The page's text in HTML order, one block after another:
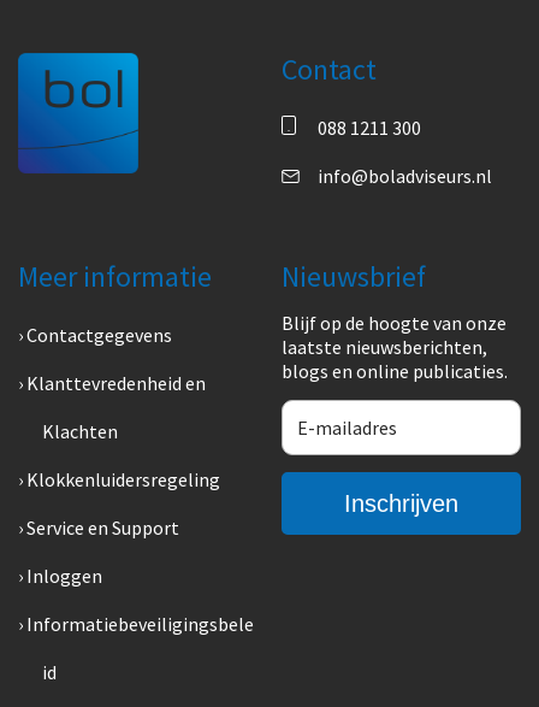
Contact
088 1211 300
info@boladviseurs.nl
Meer informatie
Contactgegevens
Klanttevredenheid en
Klachten
Klokkenluidersregeling
Service en Support
Inloggen
Informatiebeveiligingsbele
id
Nieuwsbrief
Blijf op de hoogte van onze
laatste nieuwsberichten,
blogs en online publicaties.